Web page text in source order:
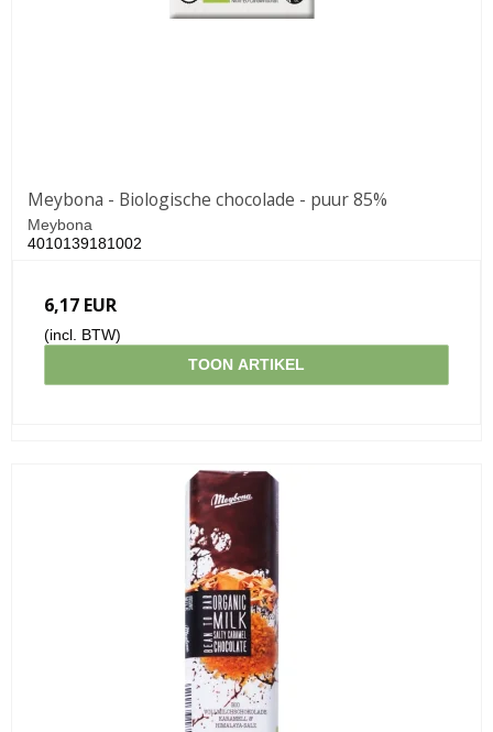
Meybona - Biologische chocolade - puur 85%
Meybona
4010139181002
6,17 EUR
(incl. BTW)
TOON ARTIKEL